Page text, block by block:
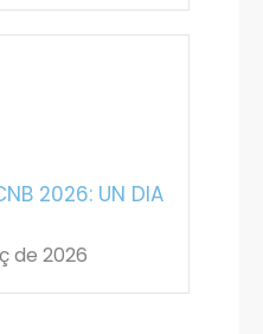
2026: UN DIA
de 2026